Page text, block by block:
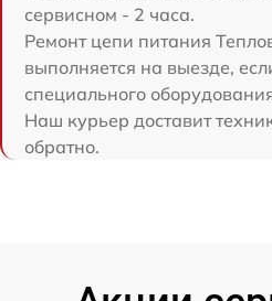
сервисном - 2 часа.
Ремонт цепи питания
выполняется на выезде,
специального
Наш курьер доставит
обратно.